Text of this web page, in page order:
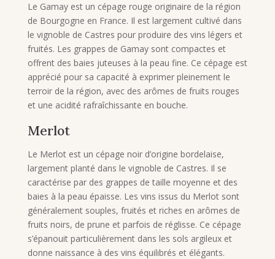
Le Gamay est un cépage rouge originaire de la région
de Bourgogne en France. Il est largement cultivé dans
le vignoble de Castres pour produire des vins légers et
fruités. Les grappes de Gamay sont compactes et
offrent des baies juteuses à la peau fine. Ce cépage est
apprécié pour sa capacité à exprimer pleinement le
terroir de la région, avec des arômes de fruits rouges
et une acidité rafraîchissante en bouche.
Merlot
Le Merlot est un cépage noir d’origine bordelaise,
largement planté dans le vignoble de Castres. Il se
caractérise par des grappes de taille moyenne et des
baies à la peau épaisse. Les vins issus du Merlot sont
généralement souples, fruités et riches en arômes de
fruits noirs, de prune et parfois de réglisse. Ce cépage
s’épanouit particulièrement dans les sols argileux et
donne naissance à des vins équilibrés et élégants.